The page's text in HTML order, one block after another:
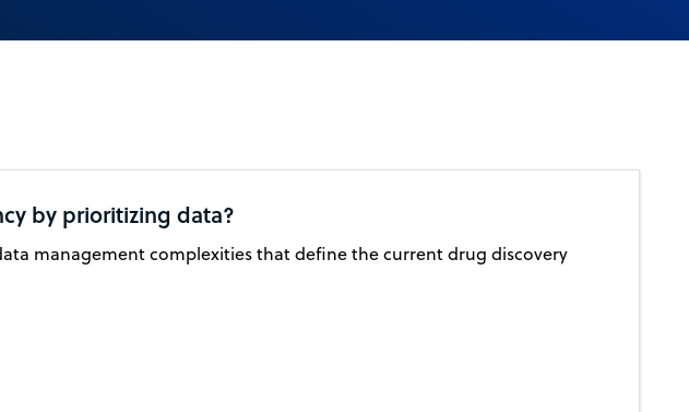
by prioritizing data?
management complexities that define the current drug discovery